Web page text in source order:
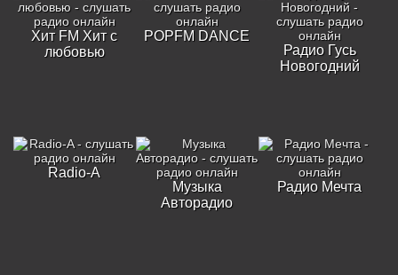
Хит FM Хит с
любовью
POPFM DANCE
Радио Гусь
Новогодний
Radio-A
Музыка
Авторадио
Радио Мечта